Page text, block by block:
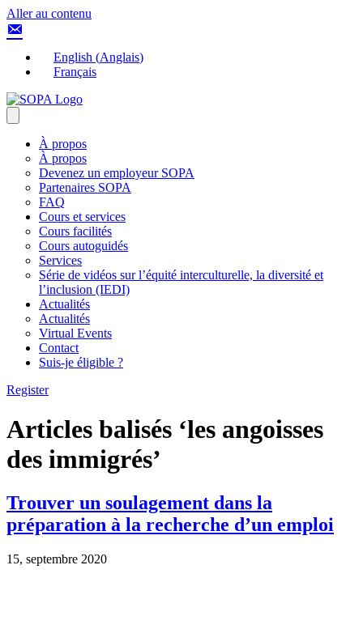
Aller au contenu
English (Anglais)
Français
À propos
À propos
Devenez un employeur SOPA
Partenaires SOPA
FAQ
Cours et services
Cours facilités
Cours autoguidés
Services
Série de vidéos sur l’équité interculturelle, la diversité et
l’inclusion (IEDI)
Actualités
Actualités
Virtual Events
Contact
Suis-je éligible ?
Register
Articles balisés ‘les angoisses
des immigrés’
Trouver un soulagement dans la
préparation à la recherche d’un emploi
15, septembre 2020